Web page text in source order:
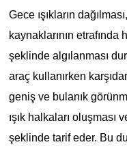
Gece ışıkların
kaynaklarının
şeklinde algılanması
araç kullanırken
geniş ve bulanık
ışık halkaları
şeklinde tarif eder. Bu